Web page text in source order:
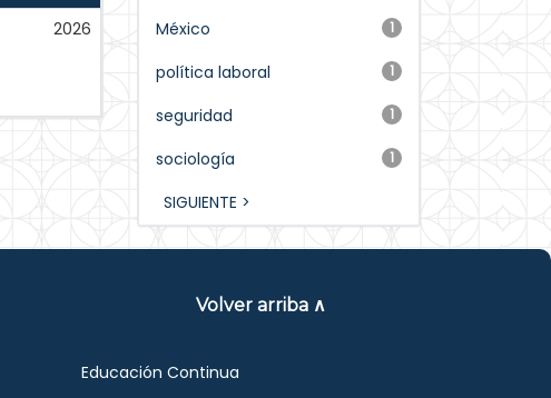
2026 1
México
1
política laboral
1
seguridad
1
sociología
SIGUIENTE >
Volver arriba ∧
Educación Continua